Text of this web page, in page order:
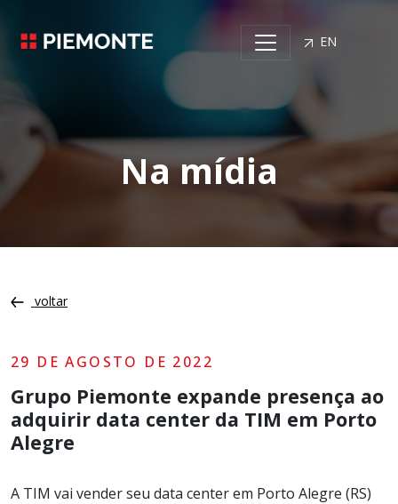
EN
Na mídia
voltar
29 DE AGOSTO DE 2022
Grupo Piemonte expande presença ao
adquirir data center da TIM em Porto
Alegre
A TIM vai vender seu data center em Porto Alegre (RS)